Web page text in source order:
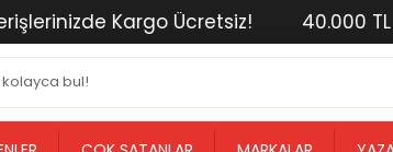
Kargo Ücretsiz! 40.000 TL